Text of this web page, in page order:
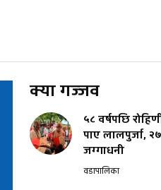
क्या गज्जव
५८ वर्षपछि
पाए लालपुर्जा,
जग्गाधनी
वडापालिका